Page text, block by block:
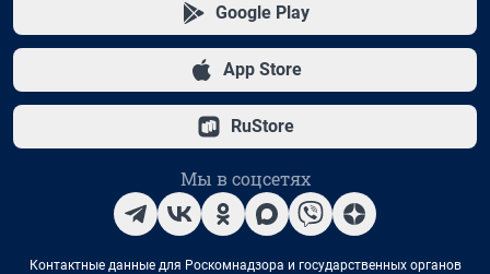
Google Play
App Store
RuStore
Мы в соцсетях
Контактные данные для Роскомнадзора и государственных органов